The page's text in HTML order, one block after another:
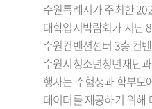
수원특례시가 주최한
대학입시박람회가 지난
수원컨벤션센터 3층 컨
수원시청소년청년재단
행사는 수험생과 학부모
데이터를 제공하기 위해